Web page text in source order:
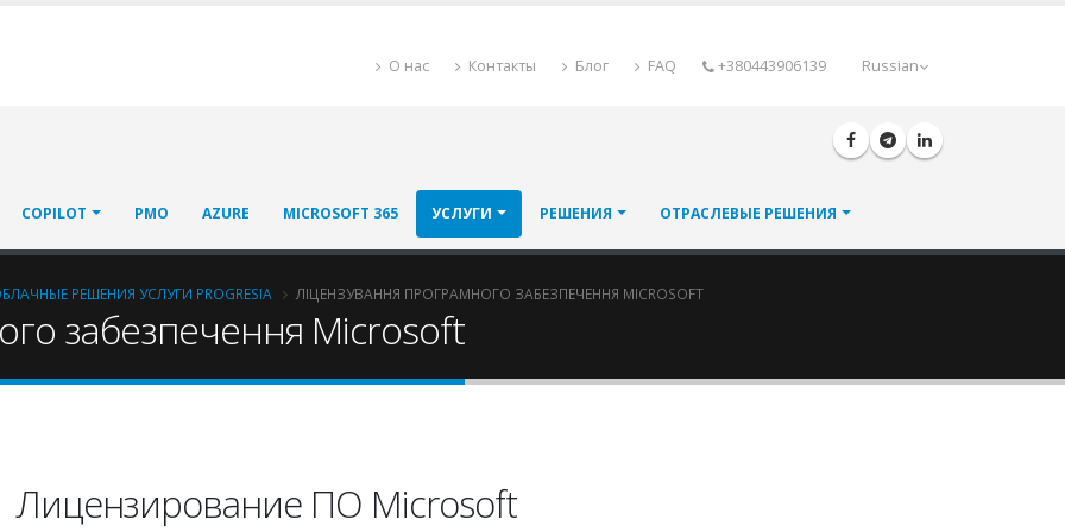
Russian
О нас Контакты Блог FAQ +380443906139
COPILOT PMO AZURE MICROSOFT 365 УСЛУГИ РЕШЕНИЯ ОТРАСЛЕВЫЕ РЕШЕНИЯ
РЕШЕНИЯ УСЛУГИ PROGRESIA ЛІЦЕНЗУВАННЯ ПРОГРАМНОГО ЗАБЕЗПЕЧЕННЯ MICROSOFT
забезпечення Microsoft
Лицензирование ПО Microsoft